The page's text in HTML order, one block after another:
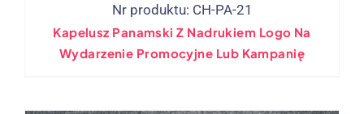
Nr produktu: CH-PA-21
Kapelusz Panamski Z Nadrukiem Logo Na
Wydarzenie Promocyjne Lub Kampanię